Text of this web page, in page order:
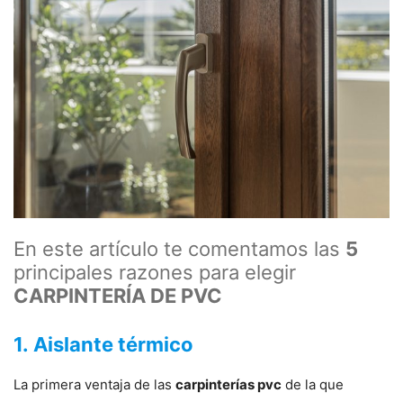
En este artículo te comentamos las 5
principales razones para elegir
CARPINTERÍA DE PVC
1. Aislante térmico
La primera ventaja de las carpinterías pvc de la que